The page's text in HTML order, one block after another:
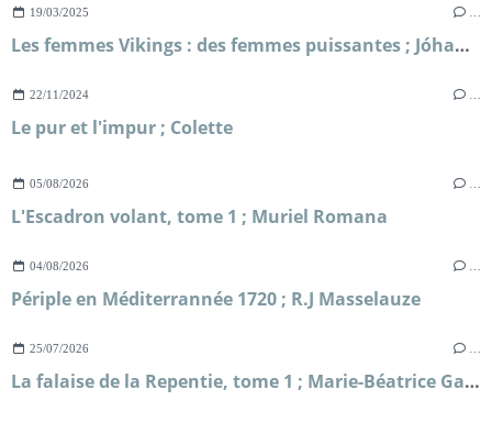
19/03/2025
Les femmes Vikings : des femmes puissantes ; Jóhanna Katrín Friðriksdóttir
22/11/2024
Le pur et l'impur ; Colette
05/08/2026
L'Escadron volant, tome 1 ; Muriel Romana
04/08/2026
Périple en Méditerrannée 1720 ; R.J Masselauze
25/07/2026
La falaise de la Repentie, tome 1 ; Marie-Béatrice Gauvin